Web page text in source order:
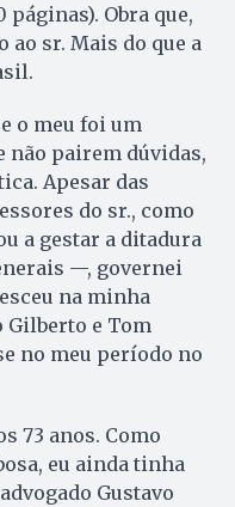
Obra que,
ao sr. Mais do que a
o meu foi um
não pairem dúvidas,
Apesar das
do sr., como
a gestar a ditadura
—, governei
na minha
Gilberto e Tom
no meu período no
73 anos. Como
eu ainda tinha
Gustavo